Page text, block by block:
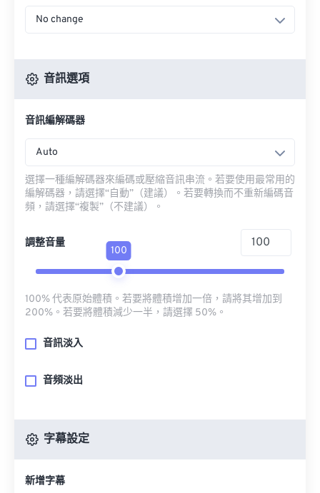
No change
音訊選項
音訊編解碼器
Auto
選擇一種編解碼器來編碼或壓縮音訊串流。若要使用最常用的
編解碼器，請選擇“自動”（建議）。若要轉換而不重新編碼音
頻，請選擇“複製”（不建議）。
調整音量
100
100% 代表原始體積。若要將體積增加一倍，請將其增加到
200%。若要將體積減少一半，請選擇 50%。
音訊淡入
音頻淡出
字幕設定
新增字幕